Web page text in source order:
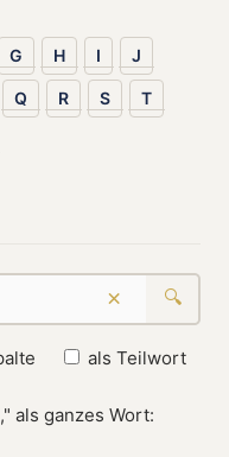
G H I J
Q R S T
× 🔍
als Teilwort
als ganzes Wort: